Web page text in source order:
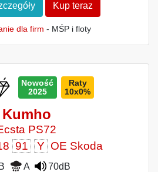
Kup teraz
dla firm - MŚP i floty
Nowość
2025
Raty
10x0%
Kumho
PS72
91 Y OE Skoda
B A 70dB